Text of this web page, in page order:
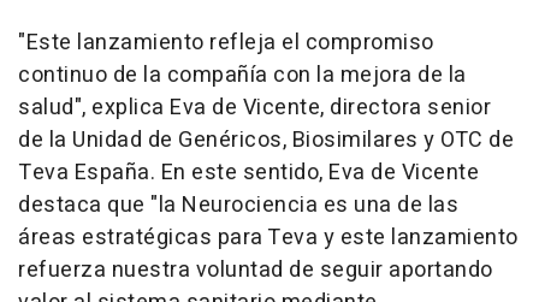
"Este lanzamiento refleja el compromiso
continuo de la compañía con la mejora de la
salud", explica Eva de Vicente, directora senior
de la Unidad de Genéricos, Biosimilares y OTC de
Teva España. En este sentido, Eva de Vicente
destaca que "la Neurociencia es una de las
áreas estratégicas para Teva y este lanzamiento
refuerza nuestra voluntad de seguir aportando